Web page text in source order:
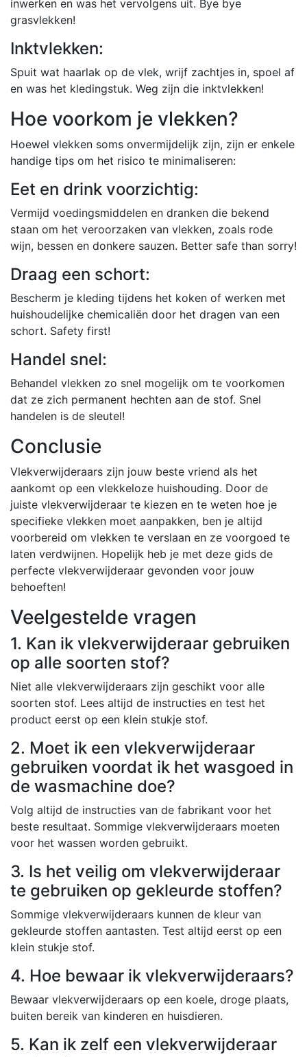
inwerken en was het vervolgens uit. Bye bye
grasvlekken!
Inktvlekken:
Spuit wat haarlak op de vlek, wrijf zachtjes in, spoel af
en was het kledingstuk. Weg zijn die inktvlekken!
Hoe voorkom je vlekken?
Hoewel vlekken soms onvermijdelijk zijn, zijn er enkele
handige tips om het risico te minimaliseren:
Eet en drink voorzichtig:
Vermijd voedingsmiddelen en dranken die bekend
staan om het veroorzaken van vlekken, zoals rode
wijn, bessen en donkere sauzen. Better safe than sorry!
Draag een schort:
Bescherm je kleding tijdens het koken of werken met
huishoudelijke chemicaliën door het dragen van een
schort. Safety first!
Handel snel:
Behandel vlekken zo snel mogelijk om te voorkomen
dat ze zich permanent hechten aan de stof. Snel
handelen is de sleutel!
Conclusie
Vlekverwijderaars zijn jouw beste vriend als het
aankomt op een vlekkeloze huishouding. Door de
juiste vlekverwijderaar te kiezen en te weten hoe je
specifieke vlekken moet aanpakken, ben je altijd
voorbereid om vlekken te verslaan en ze voorgoed te
laten verdwijnen. Hopelijk heb je met deze gids de
perfecte vlekverwijderaar gevonden voor jouw
behoeften!
Veelgestelde vragen
1. Kan ik vlekverwijderaar gebruiken
op alle soorten stof?
Niet alle vlekverwijderaars zijn geschikt voor alle
soorten stof. Lees altijd de instructies en test het
product eerst op een klein stukje stof.
2. Moet ik een vlekverwijderaar
gebruiken voordat ik het wasgoed in
de wasmachine doe?
Volg altijd de instructies van de fabrikant voor het
beste resultaat. Sommige vlekverwijderaars moeten
voor het wassen worden gebruikt.
3. Is het veilig om vlekverwijderaar
te gebruiken op gekleurde stoffen?
Sommige vlekverwijderaars kunnen de kleur van
gekleurde stoffen aantasten. Test altijd eerst op een
klein stukje stof.
4. Hoe bewaar ik vlekverwijderaars?
Bewaar vlekverwijderaars op een koele, droge plaats,
buiten bereik van kinderen en huisdieren.
5. Kan ik zelf een vlekverwijderaar